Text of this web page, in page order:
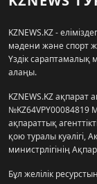
KZNEWS.KZ -
мәдени және спорт
Үздік
алаңы.
KZNEWS.KZ ақпарат
№KZ64VPY00084819
ақпараттық
қою туралы куәлігі,
министрлігінің
Бұл желілік